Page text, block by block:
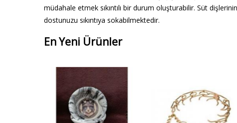
müdahale etmek sıkıntılı bir durum oluşturabilir. Süt
dostunuzu sıkıntıya sokabilmektedir.
En Yeni Ürünler